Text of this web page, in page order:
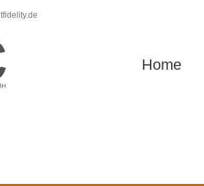
Home